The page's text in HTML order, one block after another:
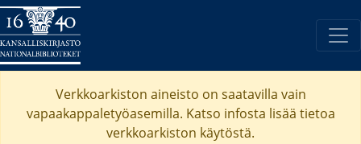
Verkkoarkiston aineisto on saatavilla vain
vapaakappaletyöasemilla. Katso infosta lisää tietoa
verkkoarkiston käytöstä.